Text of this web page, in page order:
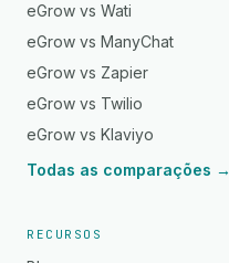
eGrow vs Wati
eGrow vs ManyChat
eGrow vs Zapier
eGrow vs Twilio
eGrow vs Klaviyo
Todas as comparações →
RECURSOS